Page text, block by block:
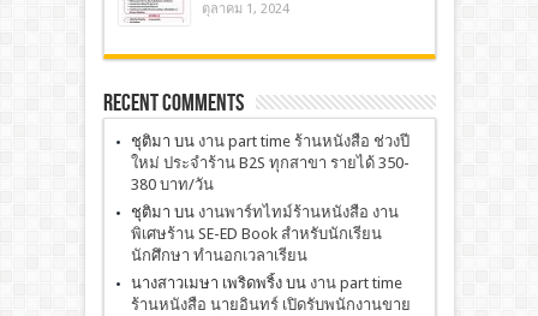
ตุลาคม 1, 2024
Recent Comments
ชุติมา บน งาน part time ร้านหนังสือ ช่วงปี
ใหม่ ประจำร้าน B2S ทุกสาขา รายได้ 350-
380 บาท/วัน
ชุติมา บน งานพาร์ทไทม์ร้านหนังสือ งาน
พิเศษร้าน SE-ED Book สำหรับนักเรียน
นักศึกษา ทำนอกเวลาเรียน
นางสาวเมษา เพริดพริ้งบน งาน part time
ร้านหนังสือ นายอินทร์ เปิดรับพนักงานขาย